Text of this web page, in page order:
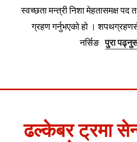
स्वच्छता मन्त्री निशा मेहतासमक्ष पद
ग्रहण गर्नुभएको हो ।
नर्सिङपुरा
ढल्केबर ट्रमा